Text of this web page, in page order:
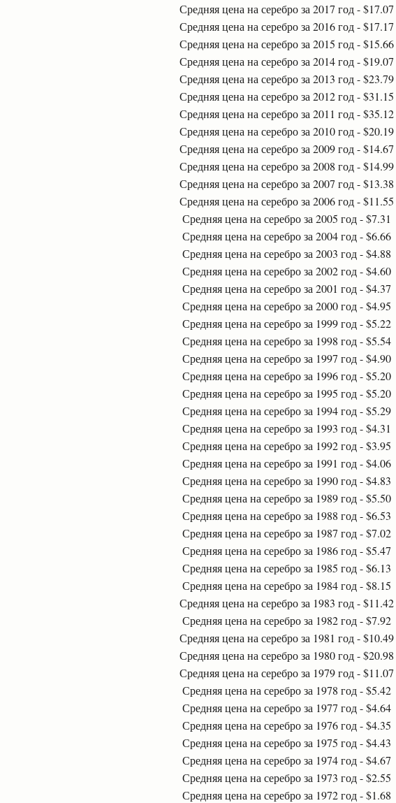
Средняя цена на серебро за 2017 год - $17.07
Средняя цена на серебро за 2016 год - $17.17
Средняя цена на серебро за 2015 год - $15.66
Средняя цена на серебро за 2014 год - $19.07
Средняя цена на серебро за 2013 год - $23.79
Средняя цена на серебро за 2012 год - $31.15
Средняя цена на серебро за 2011 год - $35.12
Средняя цена на серебро за 2010 год - $20.19
Средняя цена на серебро за 2009 год - $14.67
Средняя цена на серебро за 2008 год - $14.99
Средняя цена на серебро за 2007 год - $13.38
Средняя цена на серебро за 2006 год - $11.55
Средняя цена на серебро за 2005 год - $7.31
Средняя цена на серебро за 2004 год - $6.66
Средняя цена на серебро за 2003 год - $4.88
Средняя цена на серебро за 2002 год - $4.60
Средняя цена на серебро за 2001 год - $4.37
Средняя цена на серебро за 2000 год - $4.95
Средняя цена на серебро за 1999 год - $5.22
Средняя цена на серебро за 1998 год - $5.54
Средняя цена на серебро за 1997 год - $4.90
Средняя цена на серебро за 1996 год - $5.20
Средняя цена на серебро за 1995 год - $5.20
Средняя цена на серебро за 1994 год - $5.29
Средняя цена на серебро за 1993 год - $4.31
Средняя цена на серебро за 1992 год - $3.95
Средняя цена на серебро за 1991 год - $4.06
Средняя цена на серебро за 1990 год - $4.83
Средняя цена на серебро за 1989 год - $5.50
Средняя цена на серебро за 1988 год - $6.53
Средняя цена на серебро за 1987 год - $7.02
Средняя цена на серебро за 1986 год - $5.47
Средняя цена на серебро за 1985 год - $6.13
Средняя цена на серебро за 1984 год - $8.15
Средняя цена на серебро за 1983 год - $11.42
Средняя цена на серебро за 1982 год - $7.92
Средняя цена на серебро за 1981 год - $10.49
Средняя цена на серебро за 1980 год - $20.98
Средняя цена на серебро за 1979 год - $11.07
Средняя цена на серебро за 1978 год - $5.42
Средняя цена на серебро за 1977 год - $4.64
Средняя цена на серебро за 1976 год - $4.35
Средняя цена на серебро за 1975 год - $4.43
Средняя цена на серебро за 1974 год - $4.67
Средняя цена на серебро за 1973 год - $2.55
Средняя цена на серебро за 1972 год - $1.68